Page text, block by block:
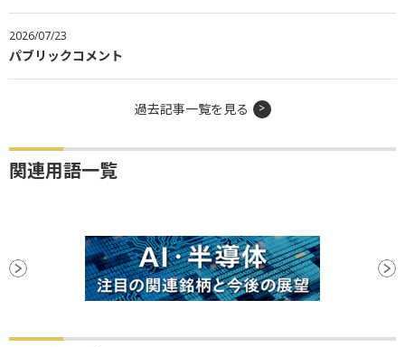
2026/07/23
パブリックコメント
過去記事一覧を見る
関連用語一覧